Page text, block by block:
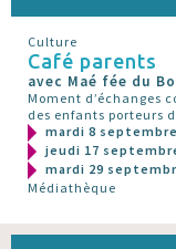
Culture
Café parents
avec Maé fée du
Moment d’échanges
des enfants porteurs
mardi 8 septembre
jeudi 17
mardi 29
Médiathèque